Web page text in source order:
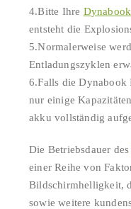
4.Bitte Ihre
entsteht die
5.Normalerweise
Entladungszyklen
6.Falls die Dynabook
nur einige
akku vollständig
Die Betriebsdauer
einer Reihe von
Bildschirmhelligkeit,
sowie weitere